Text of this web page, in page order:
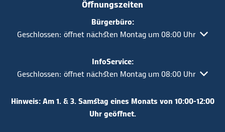
Öffnungszeiten
Bürgerbüro:
Klicken, um weitere Öffnungs- oder Schließzeiten
Geschlossen: öffnet nächsten Montag um 08:00 Uhr
InfoService:
Klicken, um weitere Öffnungs- oder Schließzeiten
Geschlossen: öffnet nächsten Montag um 08:00 Uhr
Hinweis: Am 1. & 3. Samstag eines Monats von 10:00-12:00
Uhr geöffnet.